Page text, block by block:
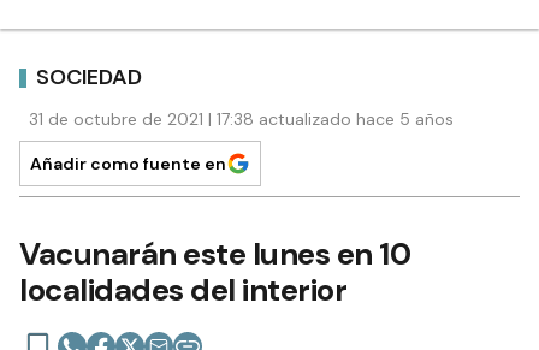
SOCIEDAD
31 de octubre de 2021 | 17:38 actualizado hace 5 años
Añadir como fuente en
Vacunarán este lunes en 10
localidades del interior